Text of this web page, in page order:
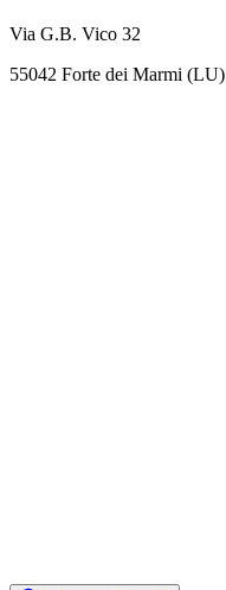
Via G.B. Vico 32
55042 Forte dei Marmi (LU)